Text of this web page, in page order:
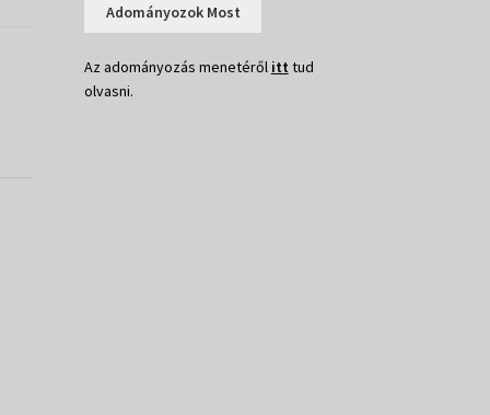
Adományozok Most
Az adományozás menetéről itt tud
olvasni.